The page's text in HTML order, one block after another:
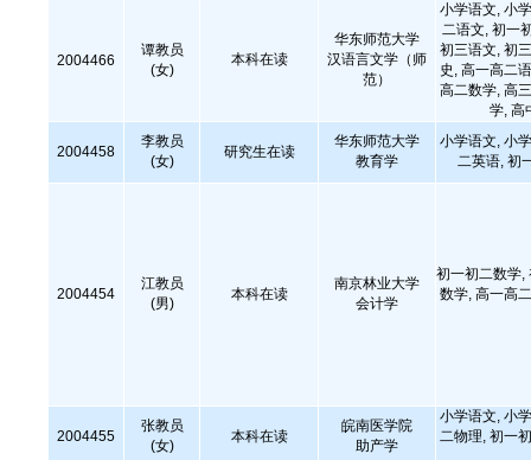
2004466
谭教员
(女)
本科在读
华东师范大学
汉语言文学（师
范）
小学语文, 小
二语文, 初一
初三语文, 初
史, 高一高二
高二数学, 高
学, 高
2004458
李教员
(女)
研究生在读
华东师范大学
教育学
小学语文, 小
二英语, 初
2004454
江教员
(男)
本科在读
南京林业大学
会计学
初一初二数学,
数学, 高一高
2004455
张教员
(女)
本科在读
皖南医学院
助产学
小学语文, 小
二物理, 初一